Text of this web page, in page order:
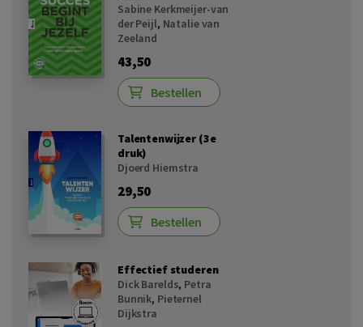
Sabine Kerkmeijer-van
der Peijl, Natalie van
Zeeland
43,50
Bestellen
Talentenwijzer (3e
druk)
Djoerd Hiemstra
29,50
Bestellen
Effectief studeren
Dick Barelds, Petra
Bunnik, Pieternel
Dijkstra